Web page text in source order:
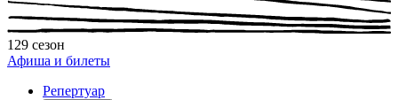
129 сезон
Афиша и билеты
Репертуар